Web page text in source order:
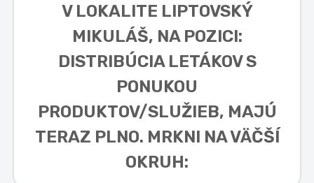
V LOKALITE LIPTOVSKÝ
MIKULÁŠ, NA POZICI:
DISTRIBÚCIA LETÁKOV S
PONUKOU
PRODUKTOV/SLUŽIEB, MAJÚ
TERAZ PLNO. MRKNI NA VÄČŠÍ
OKRUH: